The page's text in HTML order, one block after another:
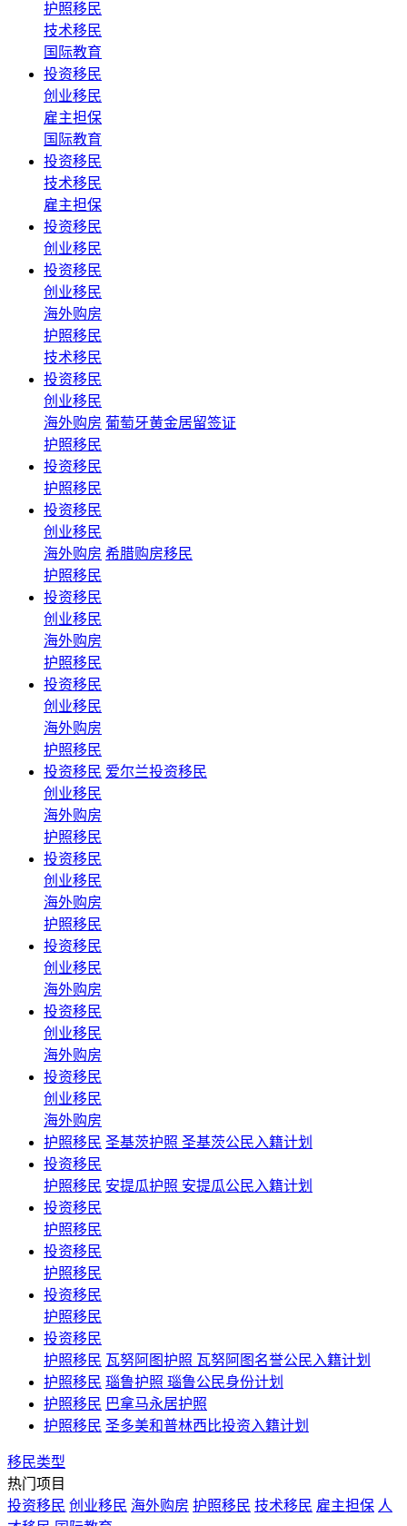
护照移民
技术移民
国际教育
投资移民
创业移民
雇主担保
国际教育
投资移民
技术移民
雇主担保
投资移民
创业移民
投资移民
创业移民
海外购房
护照移民
技术移民
投资移民
创业移民
海外购房 葡萄牙黄金居留签证
护照移民
投资移民
护照移民
投资移民
创业移民
海外购房 希腊购房移民
护照移民
投资移民
创业移民
海外购房
护照移民
投资移民
创业移民
海外购房
护照移民
投资移民 爱尔兰投资移民
创业移民
海外购房
护照移民
投资移民
创业移民
海外购房
护照移民
投资移民
创业移民
海外购房
投资移民
创业移民
海外购房
投资移民
创业移民
海外购房
护照移民 圣基茨护照 圣基茨公民入籍计划
投资移民
护照移民 安提瓜护照 安提瓜公民入籍计划
投资移民
护照移民
投资移民
护照移民
投资移民
护照移民
投资移民
护照移民 瓦努阿图护照 瓦努阿图名誉公民入籍计划
护照移民 瑙鲁护照 瑙鲁公民身份计划
护照移民 巴拿马永居护照
护照移民 圣多美和普林西比投资入籍计划
移民类型
热门项目
投资移民 创业移民 海外购房 护照移民 技术移民 雇主担保 人